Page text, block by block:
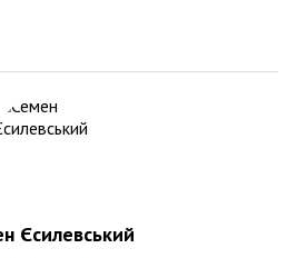
Єсилевський